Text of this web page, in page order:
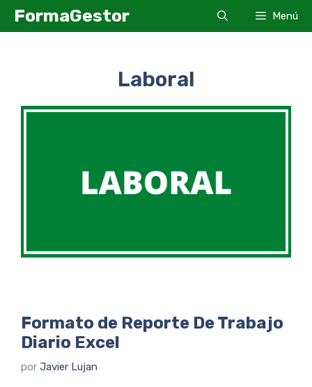
SaltarFormaGestor Menú
Laboral
Formato de Reporte De Trabajo
Diario Excel
por Javier Lujan